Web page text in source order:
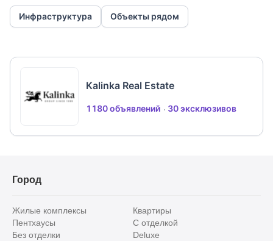
Инфраструктура Объекты рядом
Kalinka Real Estate
1180 объявлений 30 эксклюзивов
Город
Жилые комплексы
Квартиры
Пентхаусы
С отделкой
Без отделки
Deluxe